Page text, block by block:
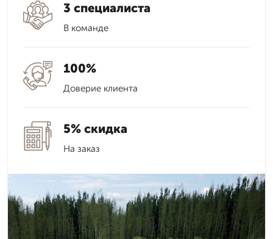
3 специалиста
В команде
100%
Доверие клиента
5% скидка
На заказ